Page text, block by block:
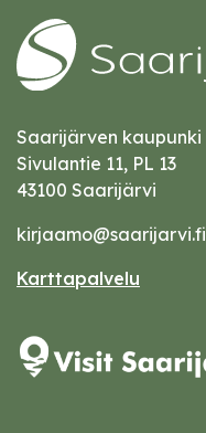
Saarijärven kaupunki
Sivulantie 11, PL 13
43100 Saarijärvi
kirjaamo@saarijarvi.fi
Karttapalvelu